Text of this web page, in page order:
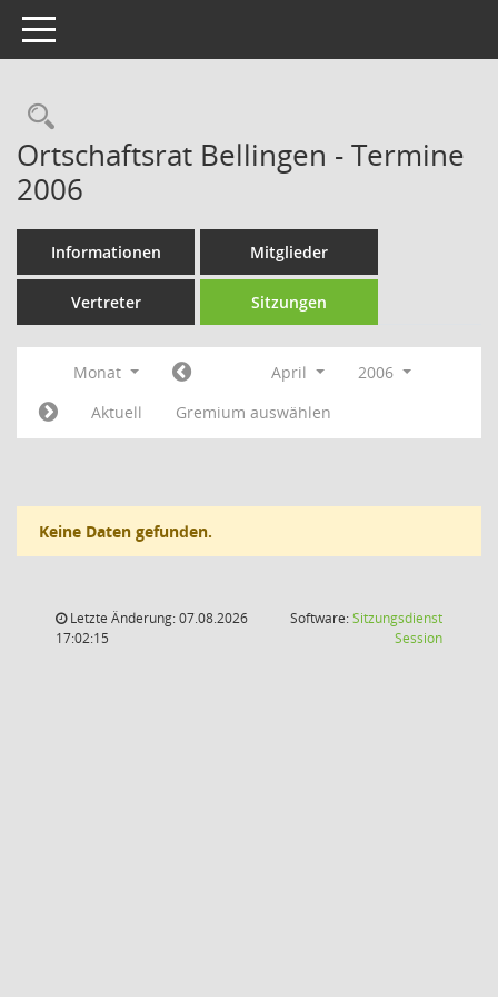
Toggle navigation
Rechercheauswahl
Ortschaftsrat Bellingen - Termine
2006
Informationen Mitglieder
Vertreter Sitzungen
Monat April
2006
Aktuell
Gremium auswählen
Keine Daten gefunden.
Letzte Änderung: 07.08.2026
17:02:15
Software:Sitzungsdienst
Session(Wird in